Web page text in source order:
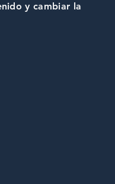
y cambiar la